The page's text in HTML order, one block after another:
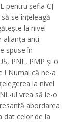
pentru şefia CJ
se înţeleagă
la nivel
alianţa anti-
spuse în
PNL, PMP şi o
! Numai că ne-a
la nivel
ul vrea să le-o
abordarea
dat celor de la